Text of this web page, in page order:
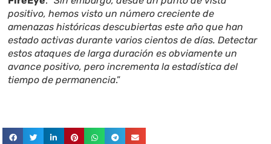
positivo, hemos visto un número creciente de
amenazas históricas descubiertas este año que han
estado activas durante varios cientos de días. Detectar
estos ataques de larga duración es obviamente un
avance positivo, pero incrementa la estadística del
tiempo de permanencia.”